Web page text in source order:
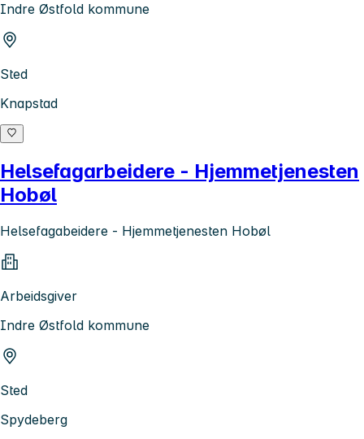
Indre Østfold kommune
Sted
Knapstad
Helsefagarbeidere - Hjemmetjenesten
Hobøl
Helsefagabeidere - Hjemmetjenesten Hobøl
Arbeidsgiver
Indre Østfold kommune
Sted
Spydeberg